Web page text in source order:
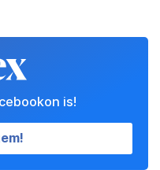
is!